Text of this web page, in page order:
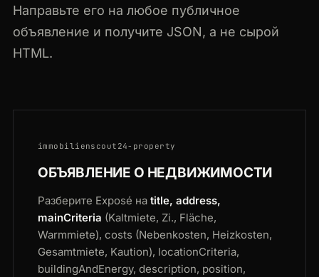
Направьте его на любое публичное
объявление и получите JSON, а не сырой
HTML.
immobilienscout24-property
ОБЪЯВЛЕНИЕ О НЕДВИЖИМОСТИ
Разберите Exposé на title, address,
mainCriteria (Kaltmiete, Zi., Fläche,
Warmmiete), costs (Nebenkosten, Heizkosten,
Gesamtmiete, Kaution), locationCriteria,
buildingAndEnergy, description, position,